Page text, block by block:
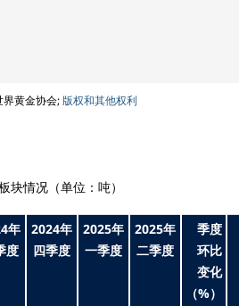
界黄金协会;版权和其他权利
块情况（单位：吨）
年
度
2024年
四季度
2025年
一季度
2025年
二季度
季度
环比
变化
（%）